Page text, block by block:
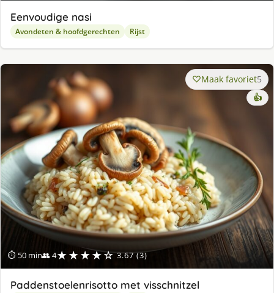
Eenvoudige nasi
Avondeten & hoofdgerechten Rijst
⏱ 50 min👥 4★★★★☆ 3.67 (3)
Maak favoriet5
👍
Paddenstoelenrisotto met visschnitzel